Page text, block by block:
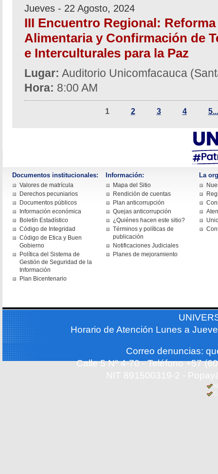
Jueves - 22 Agosto, 2024
III Encuentro Regional:
Alimentaria y Confirmación de
e Interculturales para la Paz
Lugar: Auditorio Unicomfacauca
Hora: 8:00 AM
1 2 3 4 5...
Documentos institucionales:
Valores de matrícula
Derechos pecuniarios
Documentos públicos
Información económica
Boletín Estadístico
Código de Integridad
Código de Etica y Buen
Gobierno
Política del Sistema de
Gestión de Seguridad de la
Información
Plan Bicentenario
Información:
Mapa del Sitio
Rendición de cuentas
Plan anticorrupción
Quejas anticorrupción
¿Quiénes hacen este sitio?
Términos y políticas de
publicación
Notificaciones Judiciales
Planes de mejoramiento
La
Horario de Atención Lunes a
Correo denuncias:
Calle 5 Nº 4-70 - Teléfono +57
NIT 891500319-2 -